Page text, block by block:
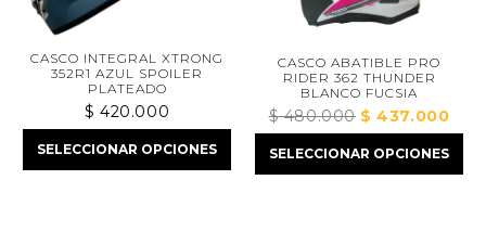
CASCO INTEGRAL XTRONG
352R1 AZUL SPOILER
PLATEADO
$420.000
SELECCIONAR OPCIONES
CASCO ABATIBLE PRO
RIDER 362 THUNDER
BLANCO FUCSIA
$480.000 El
precio
original
$437.000El
SELECCIONAR OPCIONES